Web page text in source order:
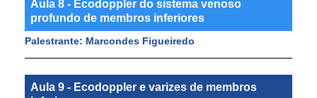
Aula 8 - Ecodoppler do sistema venoso
profundo de membros inferiores
Palestrante: Marcondes Figueiredo
Aula 9 - Ecodoppler e varizes de membros